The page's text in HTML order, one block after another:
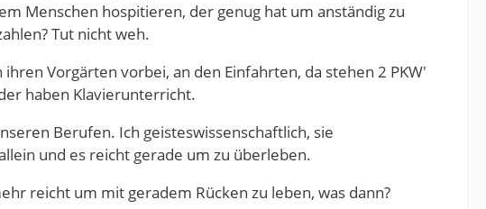
Menschen hospitieren, der genug hat um anständig zu
Tut nicht weh.
Vorgärten vorbei, an den Einfahrten, da stehen 2 PKW'
haben Klavierunterricht.
Berufen. Ich geisteswissenschaftlich, sie
und es reicht gerade um zu überleben.
reicht um mit geradem Rücken zu leben, was dann?